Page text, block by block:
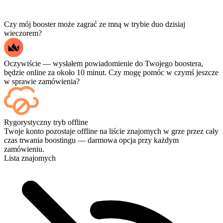
Czy mój booster może zagrać ze mną w trybie duo dzisiaj
wieczorem?
Oczywiście — wysłałem powiadomienie do Twojego boostera,
będzie online za około 10 minut. Czy mogę pomóc w czymś jeszcze
w sprawie zamówienia?
Tak — każdy mecz pojawia się w Twoim panelu zaraz po
zakończeniu, a jeśli chcesz oglądać same rozgrywki, dodaj
Streaming przy kasie.
Rygorystyczny tryb offline
Twoje konto pozostaje offline na liście znajomych w grze przez cały
czas trwania boostingu — darmowa opcja przy każdym
zamówieniu.
Lista znajomych